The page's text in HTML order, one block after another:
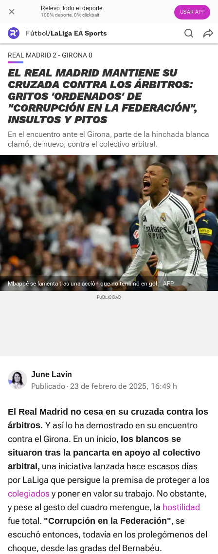
Relevo: todo el deporte
100% deporte. 0% clickbait USAR APP
Fútbol/LaLiga EA Sports
REAL MADRID 2 - GIRONA 0
EL REAL MADRID MANTIENE SU
CRUZADA CONTRA LOS ÁRBITROS:
GRITOS 'ORDENADOS' DE
"CORRUPCIÓN EN LA FEDERACIÓN",
INSULTOS Y PITOS
En el encuentro ante el Girona, parte de la hinchada blanca
clamó, de nuevo, contra el colectivo arbitral.
Mbappé se lamenta tras una acción que no terminó en gol. AFP
June Lavín
Publicado 23 de febrero de 2025, 16:49 h
El Real Madrid no cesa en su cruzada contra los
árbitros. Y así lo ha demostrado en su encuentro
contra el Girona. En un inicio, los blancos se
situaron tras la pancarta en apoyo al colectivo
arbitral, una iniciativa lanzada hace escasos días
por LaLiga que persigue la premisa de proteger a los
colegiadosy poner en valor su trabajo. No obstante,
y pese al gesto del cuadro merengue, la hostilidad
fue total. "Corrupción en la Federación", se
escuchó entonces, todavía en los prolegómenos del
choque, desde las gradas del Bernabéu.